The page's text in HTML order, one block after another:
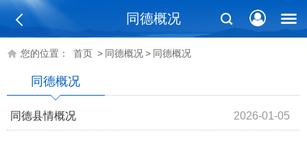
同德概况
您的位置： 首页 > 同德概况> 同德概况
同德概况
2026-01-05
同德县情概况